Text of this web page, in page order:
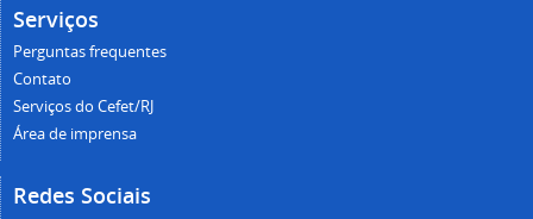
Serviços
Perguntas frequentes
Contato
Serviços do Cefet/RJ
Área de imprensa
Redes Sociais